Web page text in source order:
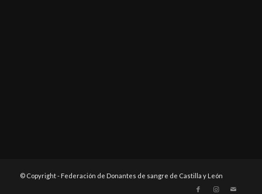
© Copyright - Federación de Donantes de sangre de Castilla y León